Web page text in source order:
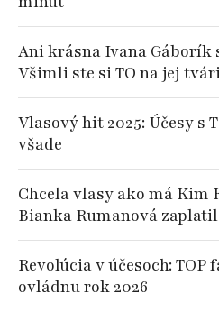
Ani krásna Ivana
Všimli ste si TO na jej
Vlasový hit 2025: Účesy s
všade
Chcela vlasy ako má Kim
Bianka Rumanová
Revolúcia v účesoch:
ovládnu rok 2026